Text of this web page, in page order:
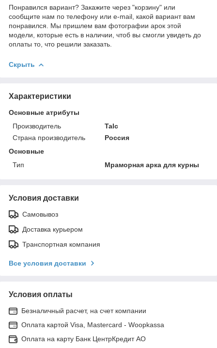
Понравился вариант? Закажите через "корзину" или
сообщите нам по телефону или e-mail, какой вариант вам
понравился. Мы пришлем вам фотографии арок этой
модели, которые есть в наличии, чтоб вы смогли увидеть до
оплаты то, что решили заказать.
Скрыть
Характеристики
Основные атрибуты
Производитель
Talc
Страна производитель
Россия
Основные
Тип
Мраморная арка для курны
Условия доставки
Самовывоз
Доставка курьером
Транспортная компания
Все условия доставки
Условия оплаты
Безналичный расчет, на счет компании
Оплата картой Visa, Mastercard - Woopkassa
Оплата на карту Банк ЦентрКредит АО